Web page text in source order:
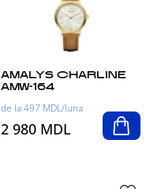
AMALYS CHARLINE
AMW-164
de la 497 MDL/luna
2 980 MDL